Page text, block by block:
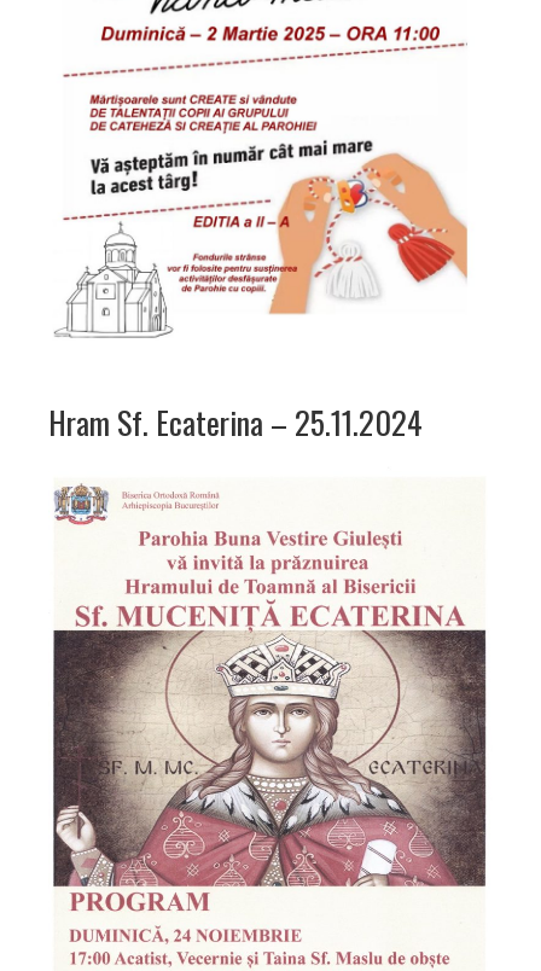
Hram Sf. Ecaterina – 25.11.2024